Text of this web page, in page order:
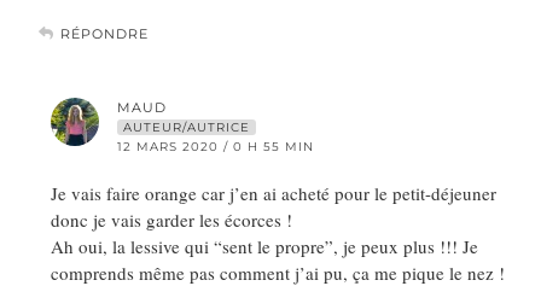
RÉPONDRE
MAUD
AUTEUR/AUTRICE
12 MARS 2020 / 0 H 55 MIN
Je vais faire orange car j’en ai acheté pour le petit-déjeuner
donc je vais garder les écorces !
Ah oui, la lessive qui “sent le propre”, je peux plus !!! Je
comprends même pas comment j’ai pu, ça me pique le nez !